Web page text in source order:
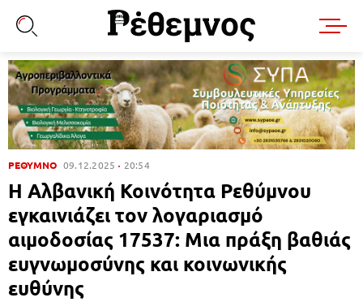
ΡΕΘΥΜΝΟ 09.12.2025 20:54
Η Αλβανική Κοινότητα Ρεθύμνου
εγκαινιάζει τον λογαριασμό
αιμοδοσίας 17537: Μια πράξη βαθιάς
ευγνωμοσύνης και κοινωνικής
ευθύνης